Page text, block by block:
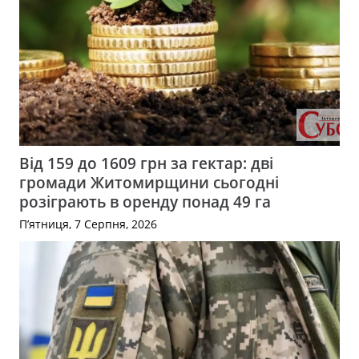
Від 159 до 1609 грн за гектар: дві
громади Житомирщини сьогодні
розіграють в оренду понад 49 га
П’ятниця, 7 Серпня, 2026